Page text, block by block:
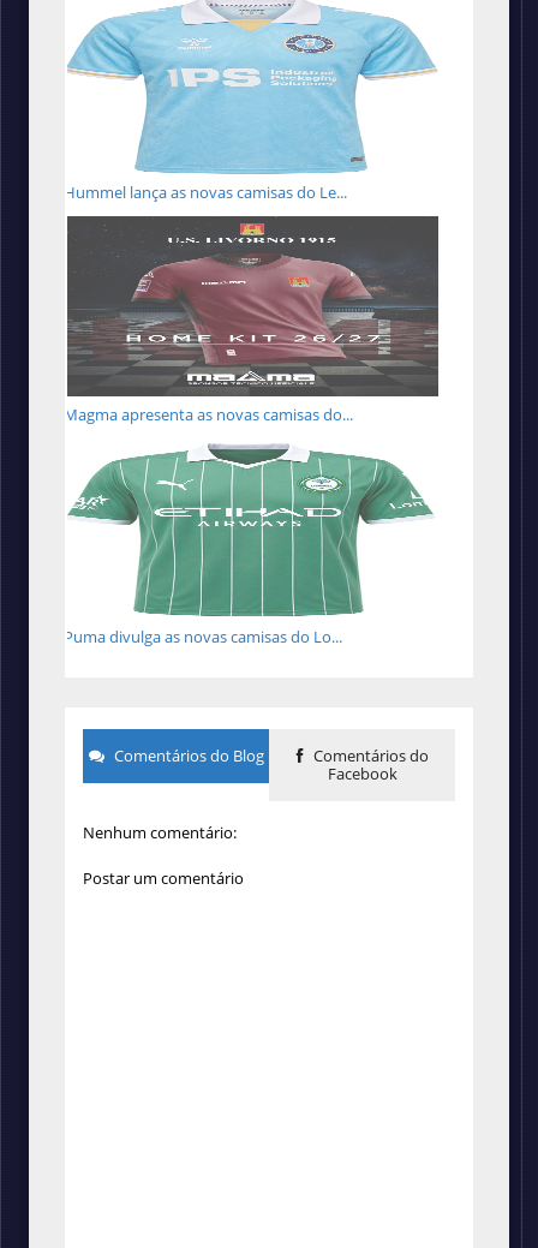
Hummel lança as novas camisas do Le...
Magma apresenta as novas camisas do...
Puma divulga as novas camisas do Lo...
Comentários do Blog
Comentários do
Facebook
Nenhum comentário:
Postar um comentário